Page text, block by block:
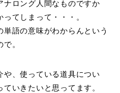
ナロング人間なものですか
てしまって・・・。
語の意味がわからんという
。
、使っている道具につい
いきたいと思ってます。